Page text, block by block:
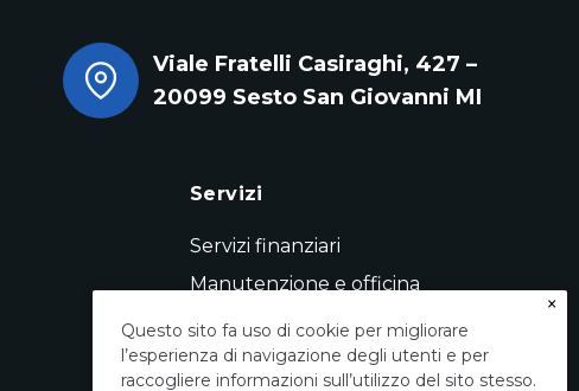
Viale Fratelli Casiraghi, 427 –
20099 Sesto San Giovanni MI
Servizi
Servizi finanziari
Manutenzione e officina
Servizio pneumatici
Conto vendita
×
Questo sito fa uso di cookie per migliorare
l’esperienza di navigazione degli utenti e per
raccogliere informazioni sull’utilizzo del sito stesso.